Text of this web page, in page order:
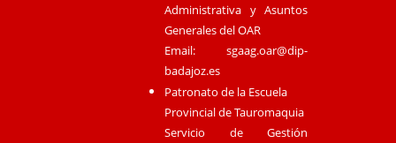
Administrativa y Asuntos
Generales del OAR
Email:sgaag.oar@dip-
badajoz.es
Patronato de la Escuela
Provincial de Tauromaquia
Servicio de Gestión